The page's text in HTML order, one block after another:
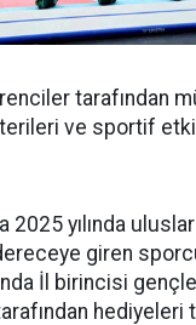
tarafından
ve sportif
2025 yılında
giren
İl birincisi
hediyeleri